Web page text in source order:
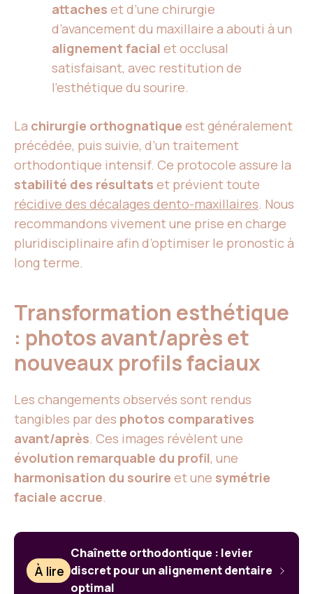
attaches et d’une chirurgie
d’avancement du maxillaire a abouti à un
alignement facial et occlusal
satisfaisant, avec restitution de
l’esthétique du sourire.
La chirurgie orthognatique est généralement
précédée, puis suivie, d’un traitement
orthodontique intensif. Ce protocole assure la
stabilité des résultats et prévient toute
récidive des décalages dento-maxillaires. Nous
recommandons vivement une prise en charge
pluridisciplinaire afin d’optimiser le pronostic à
long terme.
Transformation esthétique
: photos avant/après et
nouveaux profils faciaux
Les changements observés sont rendus
tangibles par des photos comparatives
avant/après. Ces images révèlent une
évolution remarquable du profil, une
harmonisation du sourire et une symétrie
faciale accrue.
À lire
Chaînette orthodontique : levier
discret pour un alignement dentaire
optimal